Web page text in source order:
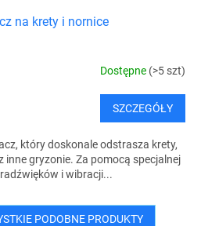
na krety i nornice
Dostępne (>5 szt)
SZCZEGÓŁY
który doskonale odstrasza krety,
inne gryzonie. Za pomocą specjalnej
i wibracji...
PODOBNE PRODUKTY